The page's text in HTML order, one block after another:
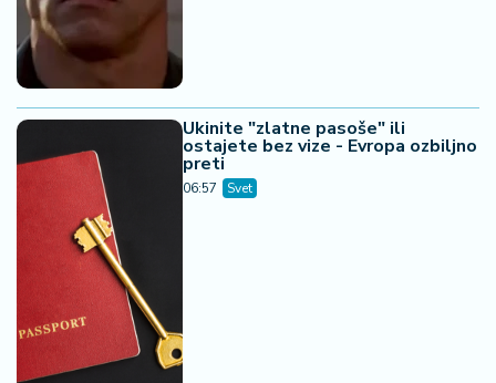
Ukinite "zlatne pasoše" ili
ostajete bez vize - Evropa ozbiljno
preti
06:57 Svet